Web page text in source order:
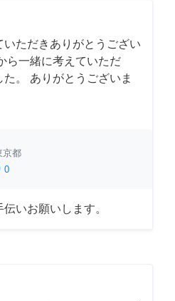
ただきありがとうござい
ら一緒に考えていただ
。 ありがとうございま
京都
0
いお願いします。